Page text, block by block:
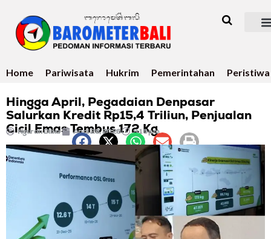
Home Pariwisata Hukrim Pemerintahan Peristiwa
Hingga April, Pegadaian Denpasar
Salurkan Kredit Rp15,4 Triliun, Penjualan
Cicil Emas Tembus 172 Kg
Ngurah Dibia April 28, 2026 9:16 pm